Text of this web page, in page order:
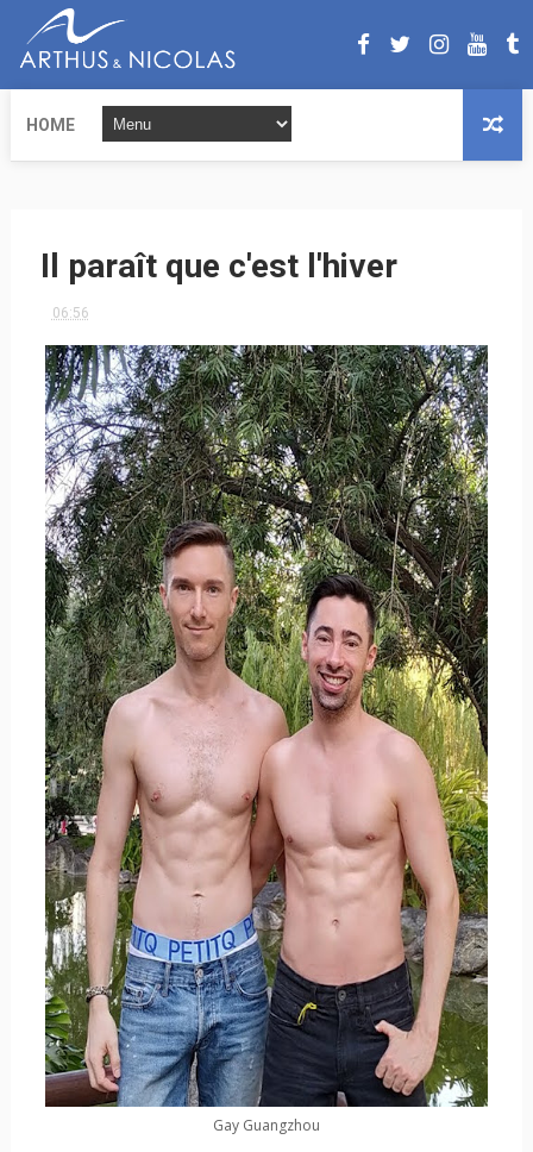
HOME
Il paraît que c'est l'hiver
06:56
Gay Guangzhou